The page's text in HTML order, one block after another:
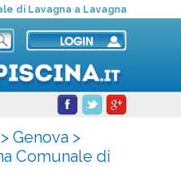
di Lavagna a Lavagna
Genova>
Comunale di